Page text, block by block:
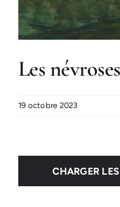
Les névroses
19 octobre 2023
CHARGER